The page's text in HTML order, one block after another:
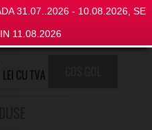
31.07..2026 - 10.08.2026, SE
11.08.2026
LEI CU TVA